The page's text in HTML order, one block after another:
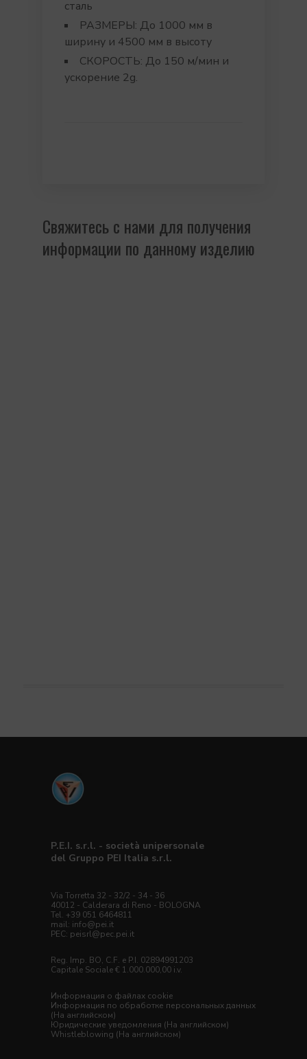
сталь
РАЗМЕРЫ: До 1000 мм в
ширину и 4500 мм в высоту
СКОРОСТЬ: До 150 м/мин и
ускорение 2g.
Свяжитесь с нами для получения
информации по данному изделию
P.E.I. s.r.l. - società unipersonale
del Gruppo PEI Italia s.r.l.
Via Torretta 32 - 32/2 - 34 - 36
40012 - Calderara di Reno - BOLOGNA
Tel. +39 051 6464811
mail: info@pei.it
PEC: peisrl@pec.pei.it
Reg. Imp. BO, C.F. e P.I. 02894991203
Capitale Sociale € 1.000.000,00 i.v.
Информация о файлах cookie
Информация по обработке персональных данных
(На английском)
Юридические уведомления (На английском)
Whistleblowing (На английском)